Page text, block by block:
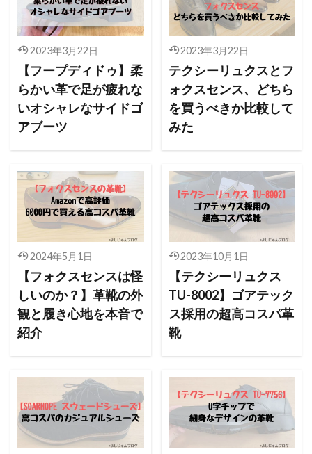
2023年3月22日
【フープディドゥ】柔
らかい革で足が疲れな
いオシャレなサイドゴ
アブーツ
2023年3月22日
テクシーリュクスとフ
ォクスセンス、どちら
を買うべきか比較して
みた
2024年5月1日
【フォクスセンスは怪
しいのか？】革靴の外
観と履き心地を本音で
紹介
2023年10月1日
【テクシーリュクス
TU-8002】ゴアテック
ス採用の超高コスパ革
靴